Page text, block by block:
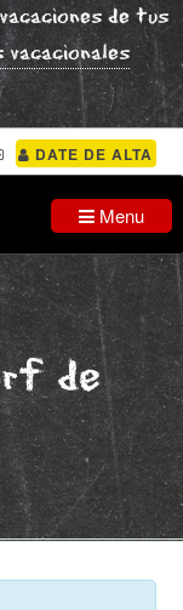
de tus
vacacionales
DATE DE ALTA
Menu
de